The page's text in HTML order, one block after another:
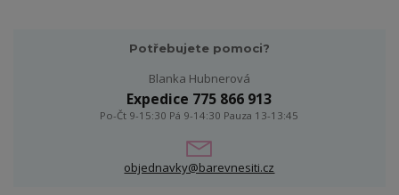
Potřebujete pomoci?
Blanka Hubnerová
Expedice 775 866 913
Po-Čt 9-15:30 Pá 9-14:30 Pauza 13-13:45
objednavky@barevnesiti.cz